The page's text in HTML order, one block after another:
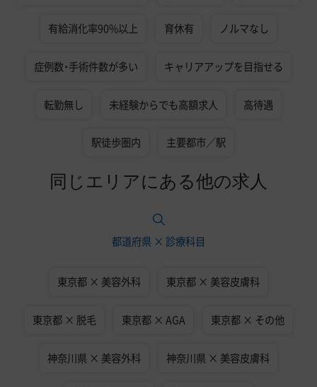
有給消化率90%以上 育休有 ノルマなし
症例数・手術件数が多い キャリアアップを目指せる
転勤無し 未経験からでも高額求人 高待遇
駅徒歩圏内 主要都市／駅
同じエリアにある他の求人
都道府県 × 診療科目
東京都 × 美容外科 東京都 × 美容皮膚科
東京都 × 脱毛 東京都 × AGA 東京都 × その他
神奈川県 × 美容外科 神奈川県 × 美容皮膚科